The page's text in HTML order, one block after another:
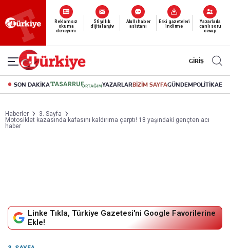
Yeni nesil dijital
abonelik 19 TL’den başlayan fiyatlarla.
GİRİŞ
SON DAKİKA YAZARLARBİZİM SAYFAGÜNDEMPOLİTİKA
Haberler
3. Sayfa
Motosiklet kazasında kafasını kaldırıma çarptı! 18 yaşındaki gençten acı
haber
Linke Tıkla, Türkiye Gazetesi'ni Google Favorilerine
Ekle!